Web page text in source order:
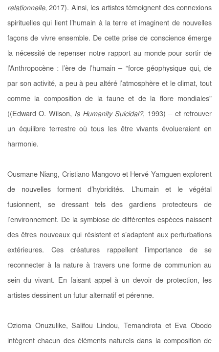
relationnelle, 2017). Ainsi, les artistes témoignent des connexions
spirituelles qui lient l’humain à la terre et imaginent de nouvelles
façons de vivre ensemble. De cette prise de conscience émerge
la nécessité de repenser notre rapport au monde pour sortir de
l’Anthropocène : l’ère de l’humain – “force géophysique qui, de
par son activité, a peu à peu altéré l’atmosphère et le climat, tout
comme la composition de la faune et de la flore mondiales”
((Edward O. Wilson, Is Humanity Suicidal?, 1993)– et retrouver
un équilibre terrestre où tous les être vivants évolueraient en
harmonie.
Ousmane Niang, Cristiano Mangovo et Hervé Yamguen explorent
de nouvelles forment d’hybridités. L’humain et le végétal
fusionnent, se dressant tels des gardiens protecteurs de
l’environnement. De la symbiose de différentes espèces naissent
des êtres nouveaux qui résistent et s’adaptent aux perturbations
extérieures. Ces créatures rappellent l’importance de se
reconnecter à la nature à travers une forme de communion au
sein du vivant. En faisant appel à un devoir de protection, les
artistes dessinent un futur alternatif et pérenne.
Ozioma Onuzulike, Salifou Lindou, Temandrota et Eva Obodo
intègrent chacun des éléments naturels dans la composition de